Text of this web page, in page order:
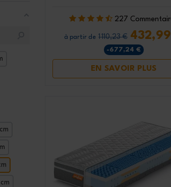
227
à partir de 1 110,23 €
-677,24 €
EN SAVOIR PLUS